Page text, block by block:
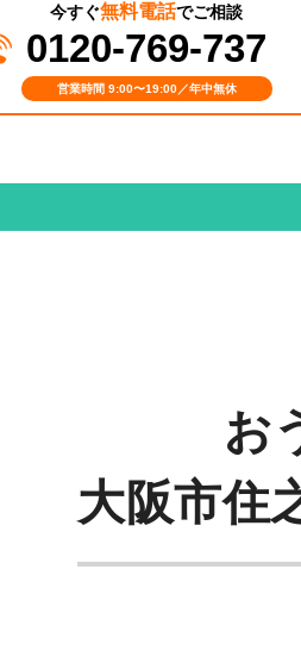
今すぐ無料電話でご相談
0120-769-737
営業時間 9:00〜19:00／年中無休
お
大阪市住